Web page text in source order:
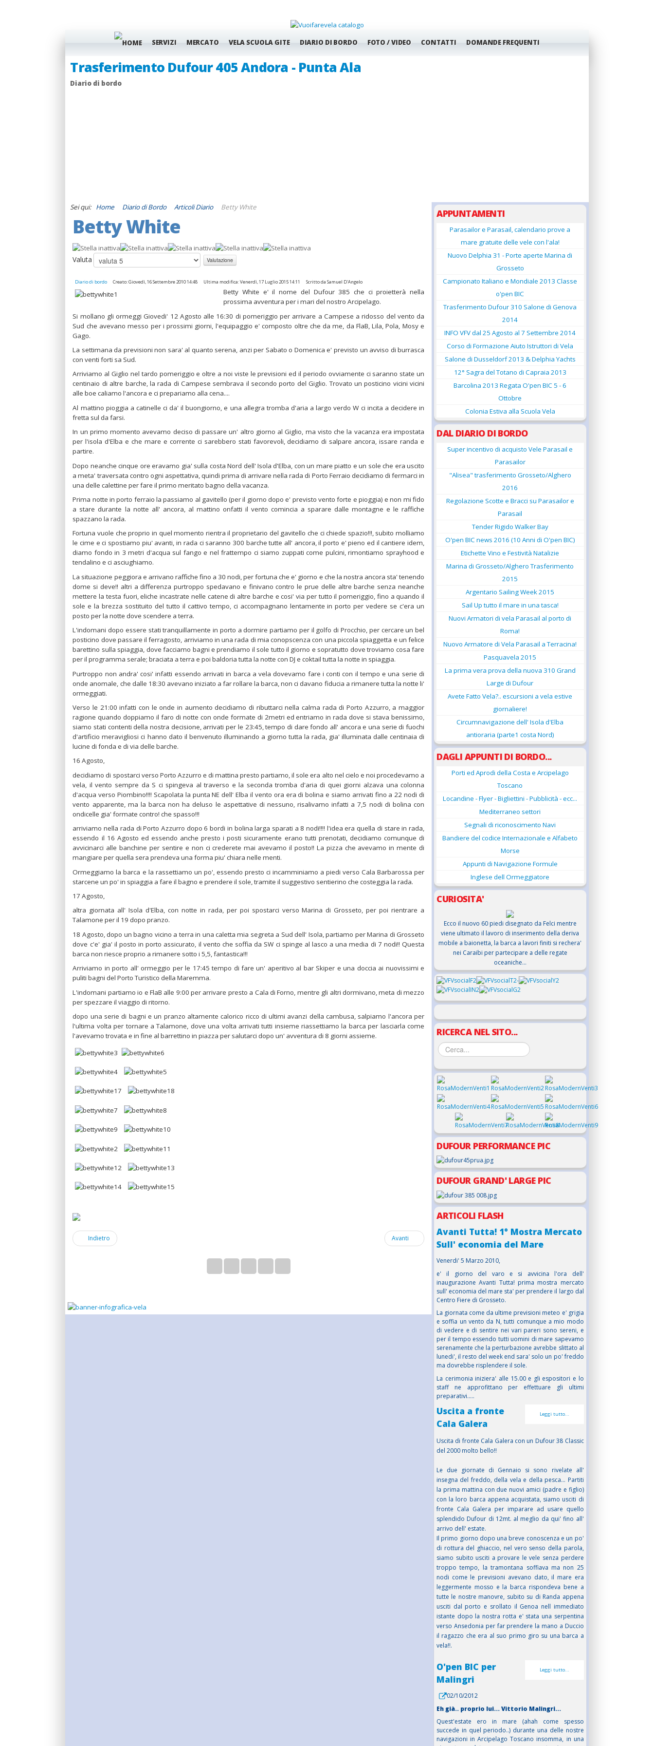
SERVIZI MERCATO VELA SCUOLA GITE DIARIO DI BORDO FOTO / VIDEO CONTATTI DOMANDE FREQUENTI
Trasferimento Dufour 405 Andora - Punta Ala
Diario di bordo
Big Blu 2011 - dal 19 al 27 Febbraio
Appuntamenti
Sei qui: Home Diario di Bordo Articoli Diario Betty White
Betty White
Valuta
Diario di bordo Creato: Giovedì, 16 Settembre 2010 14:48 Ultima modifica: Venerdì, 17 Luglio 2015 14:11 Scritto da Samuel D'Angelo
Betty White e' il nome del Dufour 385 che ci proietterà nella
prossima avventura per i mari del nostro Arcipelago.
Si mollano gli ormeggi Giovedi' 12 Agosto alle 16:30 di pomeriggio per arrivare a Campese a ridosso del vento da
Sud che avevano messo per i prossimi giorni, l'equipaggio e' composto oltre che da me, da FlaB, Lila, Pola, Mosy e
Gago.
La settimana da previsioni non sara' al quanto serena, anzi per Sabato o Domenica e' previsto un avviso di burrasca
con venti forti sa Sud.
Arriviamo al Giglio nel tardo pomeriggio e oltre a noi viste le previsioni ed il periodo ovviamente ci saranno state un
centinaio di altre barche, la rada di Campese sembrava il secondo porto del Giglio. Trovato un posticino vicini vicini
alle boe caliamo l'ancora e ci prepariamo alla cena....
Al mattino pioggia a catinelle ci da' il buongiorno, e una allegra tromba d'aria a largo verdo W ci incita a decidere in
fretta sul da farsi.
In un primo momento avevamo deciso di passare un' altro giorno al Giglio, ma visto che la vacanza era impostata
per l'isola d'Elba e che mare e corrente ci sarebbero stati favorevoli, decidiamo di salpare ancora, issare randa e
partire.
Dopo neanche cinque ore eravamo gia' sulla costa Nord dell' Isola d'Elba, con un mare piatto e un sole che era uscito
a meta' traversata contro ogni aspettativa, quindi prima di arrivare nella rada di Porto Ferraio decidiamo di fermarci in
una delle calettine per fare il primo meritato bagno della vacanza.
Prima notte in porto ferraio la passiamo al gavitello (per il giorno dopo e' previsto vento forte e pioggia) e non mi fido
a stare durante la notte all' ancora, al mattino onfatti il vento comincia a sparare dalle montagne e le raffiche
spazzano la rada.
Fortuna vuole che proprio in quel momento rientra il proprietario del gavitello che ci chiede spazio!!!, subito molliamo
le cime e ci spostiamo piu' avanti, in rada ci saranno 300 barche tutte all' ancora, il porto e' pieno ed il cantiere idem,
diamo fondo in 3 metri d'acqua sul fango e nel frattempo ci siamo zuppati come pulcini, rimontiamo sprayhood e
tendalino e ci asciughiamo.
La situazione peggiora e arrivano raffiche fino a 30 nodi, per fortuna che e' giorno e che la nostra ancora sta' tenendo
dome si deve!! altri a differenza purtroppo spedavano e finivano contro le prue delle altre barche senza neanche
mettere la testa fuori, eliche incastrate nelle catene di altre barche e cosi' via per tutto il pomeriggio, fino a quando il
sole e la brezza sostituito del tutto il cattivo tempo, ci accompagnano lentamente in porto per vedere se c'era un
posto per la notte dove scendere a terra.
L'indomani dopo essere stati tranquillamente in porto a dormire partiamo per il golfo di Procchio, per cercare un bel
posticino dove passare il ferragosto, arriviamo in una rada di mia conopscenza con una piccola spiaggetta e un felice
barettino sulla spiaggia, dove facciamo bagni e prendiamo il sole tutto il giorno e sopratutto dove troviamo cosa fare
per il programma serale; braciata a terra e poi baldoria tutta la notte con DJ e coktail tutta la notte in spiaggia.
Purtroppo non andra' cosi' infatti essendo arrivati in barca a vela dovevamo fare i conti con il tempo e una serie di
onde anomale, che dalle 18:30 avevano iniziato a far rollare la barca, non ci davano fiducia a rimanere tutta la notte li'
ormeggiati.
Verso le 21:00 infatti con le onde in aumento decidiamo di ributtarci nella calma rada di Porto Azzurro, a maggior
ragione quando doppiamo il faro di notte con onde formate di 2metri ed entriamo in rada dove si stava benissimo,
siamo stati contenti della nostra decisione, arrivati per le 23:45, tempo di dare fondo all' ancora e una serie di fuochi
d'artificio meravigliosi ci hanno dato il benvenuto illuminando a giorno tutta la rada, gia' illuminata dalle centinaia di
lucine di fonda e di via delle barche.
16 Agosto,
decidiamo di spostarci verso Porto Azzurro e di mattina presto partiamo, il sole era alto nel cielo e noi procedevamo a
vela, il vento sempre da S ci spingeva al traverso e la seconda tromba d'aria di quei giorni alzava una colonna
d'acqua verso Piombino!!!! Scapolata la punta NE dell' Elba il vento ora era di bolina e siamo arrivati fino a 22 nodi di
vento apparente, ma la barca non ha deluso le aspettative di nessuno, risalivamo infatti a 7,5 nodi di bolina con
ondicelle gia' formate contro! che spasso!!!
arriviamo nella rada di Porto Azzurro dopo 6 bordi in bolina larga sparati a 8 nodi!!!! l'idea era quella di stare in rada,
essendo il 16 Agosto ed essendo anche presto i posti sicuramente erano tutti prenotati, decidiamo comunque di
avvicinarci alle banchine per sentire e non ci crederete mai avevamo il posto!! La pizza che avevamo in mente di
mangiare per quella sera prendeva una forma piu' chiara nelle menti.
Ormeggiamo la barca e la rassettiamo un po', essendo presto ci incamminiamo a piedi verso Cala Barbarossa per
starcene un po' in spiaggia a fare il bagno e prendere il sole, tramite il suggestivo sentierino che costeggia la rada.
17 Agosto,
altra giornata all' Isola d'Elba, con notte in rada, per poi spostarci verso Marina di Grosseto, per poi rientrare a
Talamone per il 19 dopo pranzo.
18 Agosto, dopo un bagno vicino a terra in una caletta mia segreta a Sud dell' Isola, partiamo per Marina di Grosseto
dove c'e' gia' il posto in porto assicurato, il vento che soffia da SW ci spinge al lasco a una media di 7 nodi!! Questa
barca non riesce proprio a rimanere sotto i 5,5, fantastica!!!
Arriviamo in porto all' ormeggio per le 17:45 tempo di fare un' aperitivo al bar Skiper e una doccia ai nuovissimi e
puliti bagni del Porto Turistico della Maremma.
L'indomani partiamo io e FlaB alle 9:00 per arrivare presto a Cala di Forno, mentre gli altri dormivano, meta di mezzo
per spezzare il viaggio di ritorno.
dopo una serie di bagni e un pranzo altamente calorico ricco di ultimi avanzi della cambusa, salpiamo l'ancora per
l'ultima volta per tornare a Talamone, dove una volta arrivati tutti insieme riassettiamo la barca per lasciarla come
l'avevamo trovata e in fine al barrettino in piazza per salutarci dopo un' avventura di 8 giorni assieme.
Indietro Avanti
APPUNTAMENTI
Parasailor e Parasail, calendario prove a
mare gratuite delle vele con l'ala!
Nuovo Delphia 31 - Porte aperte Marina di
Grosseto
Campionato Italiano e Mondiale 2013 Classe
o'pen BIC
Trasferimento Dufour 310 Salone di Genova
2014
INFO VFV dal 25 Agosto al 7 Settembre 2014
Corso di Formazione Aiuto Istruttori di Vela
Salone di Dusseldorf 2013 & Delphia Yachts
12° Sagra del Totano di Capraia 2013
Barcolina 2013 Regata O'pen BIC 5 - 6
Ottobre
Colonia Estiva alla Scuola Vela
DAL DIARIO DI BORDO
Super incentivo di acquisto Vele Parasail e
Parasailor
"Alisea" trasferimento Grosseto/Alghero
2016
Regolazione Scotte e Bracci su Parasailor e
Parasail
Tender Rigido Walker Bay
O'pen BIC news 2016 (10 Anni di O'pen BIC)
Etichette Vino e Festività Natalizie
Marina di Grosseto/Alghero Trasferimento
2015
Argentario Sailing Week 2015
Sail Up tutto il mare in una tasca!
Nuovi Armatori di vela Parasail al porto di
Roma!
Nuovo Armatore di Vela Parasail a Terracina!
Pasquavela 2015
La prima vera prova della nuova 310 Grand
Large di Dufour
Avete Fatto Vela?.. escursioni a vela estive
giornaliere!
Circumnavigazione dell' Isola d'Elba
antioraria (parte1 costa Nord)
DAGLI APPUNTI DI BORDO...
Porti ed Aprodi della Costa e Arcipelago
Toscano
Locandine - Flyer - Bigliettini - Pubblicità - ecc...
Mediterraneo settori
Segnali di riconoscimento Navi
Bandiere del codice Internazionale e Alfabeto
Morse
Appunti di Navigazione Formule
Inglese dell Ormeggiatore
CURIOSITA'
Ecco il nuovo 60 piedi disegnato da Felci mentre
viene ultimato il lavoro di inserimento della deriva
mobile a baionetta, la barca a lavori finiti si rechera'
nei Caraibi per partecipare a delle regate
oceaniche...
RICERCA NEL SITO...
DUFOUR PERFORMANCE PIC
DUFOUR GRAND' LARGE PIC
ARTICOLI FLASH
Avanti Tutta! 1° Mostra Mercato
Sull' economia del Mare
Venerdi' 5 Marzo 2010,
e' il giorno del varo e si avvicina l'ora dell'
inaugurazione Avanti Tutta! prima mostra mercato
sull' economia del mare sta' per prendere il largo dal
Centro Fiere di Grosseto.
La giornata come da ultime previsioni meteo e' grigia
e soffia un vento da N, tutti comunque a mio modo
di vedere e di sentire nei vari pareri sono sereni, e
per il tempo essendo tutti uomini di mare sapevamo
serenamente che la perturbazione avrebbe slittato al
lunedi', il resto del week end sara' solo un po' freddo
ma dovrebbe risplendere il sole.
La cerimonia iniziera' alle 15.00 e gli espositori e lo
staff ne approfittano per effettuare gli ultimi
preparativi.....
Leggi tutto...
Uscita a fronte
Cala Galera
Uscita di fronte Cala Galera con un Dufour 38 Classic
del 2000 molto bello!!
Le due giornate di Gennaio si sono rivelate all'
insegna del freddo, della vela e della pesca... Partiti
la prima mattina con due nuovi amici (padre e figlio)
con la loro barca appena acquistata, siamo usciti di
fronte Cala Galera per imparare ad usare quello
splendido Dufour di 12mt. al meglio da qui' fino all'
arrivo dell' estate.
Il primo giorno dopo una breve conoscenza e un po'
di rottura del ghiaccio, nel vero senso della parola,
siamo subito usciti a provare le vele senza perdere
troppo tempo, la tramontana soffiava ma non 25
nodi come le previsioni avevano dato, il mare era
leggermente mosso e la barca rispondeva bene a
tutte le nostre manovre, subito su di Randa appena
usciti dal porto e srollato il Genoa nell immediato
istante dopo la nostra rotta e' stata una serpentina
verso Ansedonia per far prendere la mano a Duccio
il ragazzo che era al suo primo giro su una barca a
vela!!.
Leggi tutto...
O'pen BIC per
Malingri
02/10/2012
Eh già.. proprio lui... Vittorio Malingri...
Quest'estate ero in mare (ahah come spesso
succede in quel periodo..) durante una delle nostre
navigazioni in Arcipelago Toscano insomma, in una